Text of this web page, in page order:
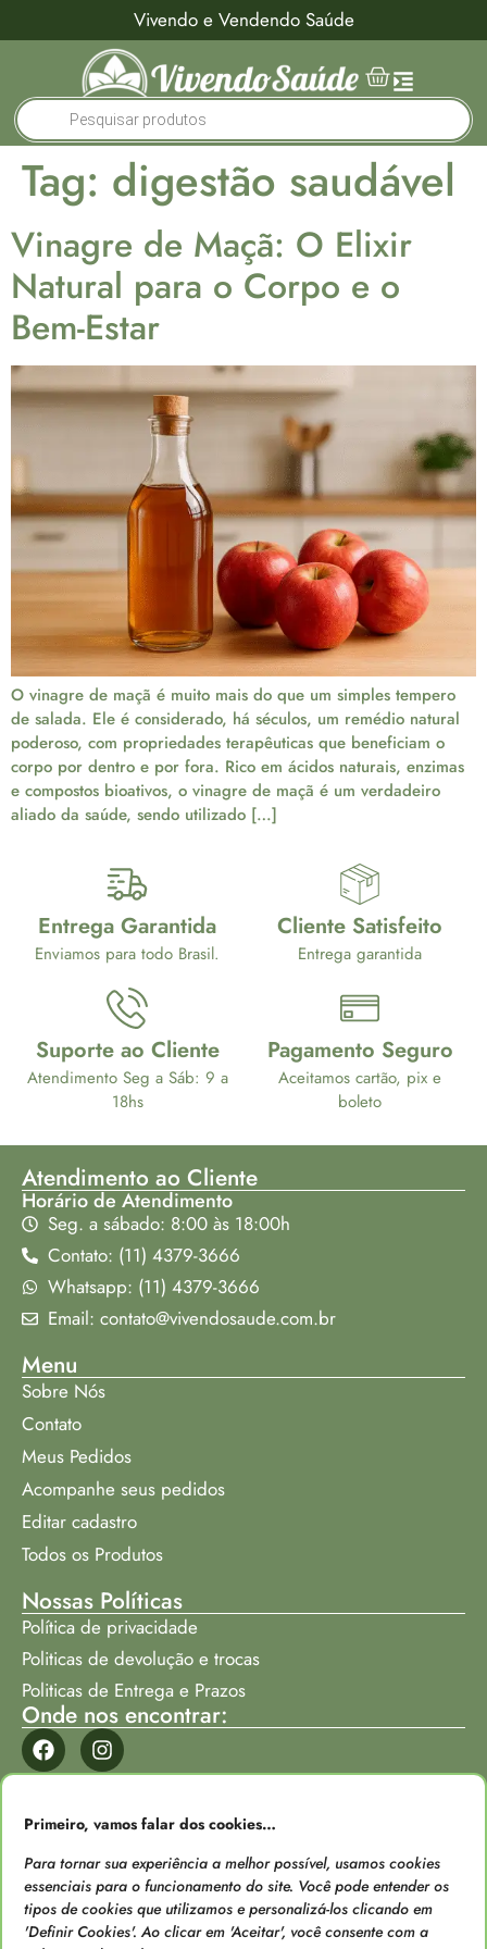
Primeiro, vamos falar dos cookies…
Para tornar sua experiência a melhor possível, usamos cookies
essenciais para o funcionamento do site. Você pode entender os
tipos de cookies que utilizamos e personalizá-los clicando em
'Definir Cookies'. Ao clicar em 'Aceitar', você consente com a
Vivendo e Vendendo Saúde
Tag: digestão saudável
Vinagre de Maçã: O Elixir
Natural para o Corpo e o
Bem-Estar
O vinagre de maçã é muito mais do que um simples tempero
de salada. Ele é considerado, há séculos, um remédio natural
poderoso, com propriedades terapêuticas que beneficiam o
corpo por dentro e por fora. Rico em ácidos naturais, enzimas
e compostos bioativos, o vinagre de maçã é um verdadeiro
aliado da saúde, sendo utilizado […]
Entrega Garantida
Enviamos para todo Brasil.
Cliente Satisfeito
Entrega garantida
Suporte ao Cliente
Atendimento Seg a Sáb: 9 a
18hs
Pagamento Seguro
Aceitamos cartão, pix e
boleto
Atendimento ao Cliente
Horário de Atendimento
Seg. a sábado: 8:00 às 18:00h
Contato: (11) 4379-3666
Whatsapp: (11) 4379-3666
Email: contato@vivendosaude.com.br
Menu
Sobre Nós
Contato
Meus Pedidos
Acompanhe seus pedidos
Editar cadastro
Todos os Produtos
Nossas Políticas
Política de privacidade
Politicas de devolução e trocas
Politicas de Entrega e Prazos
Onde nos encontrar: